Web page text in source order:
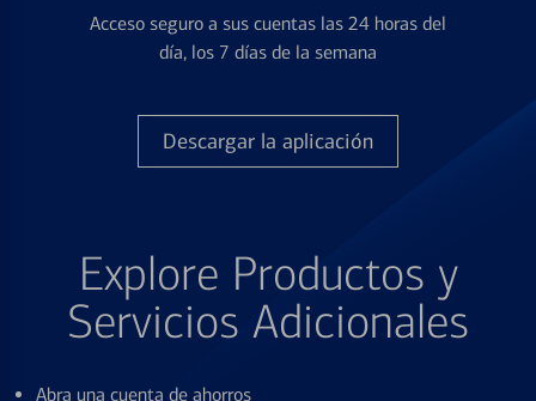
Acceso seguro a sus cuentas las 24 horas del
día, los 7 días de la semana
Descargar la aplicación
Explore Productos y
Servicios Adicionales
Abra una cuenta de ahorros